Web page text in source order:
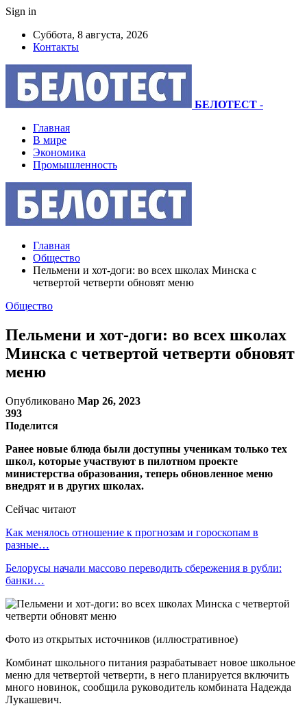
Sign in
Суббота, 8 августа, 2026
Контакты
БЕЛОТЕСТ -
Главная
В мире
Экономика
Промышленность
Главная
Общество
Пельмени и хот-доги: во всех школах Минска с
четвертой четверти обновят меню
Общество
Пельмени и хот-доги: во всех школах
Минска с четвертой четверти обновят
меню
Опубликовано Мар 26, 2023
393
Поделится
Ранее новые блюда были доступны ученикам только тех
школ, которые участвуют в пилотном проекте
министерства образования, теперь обновленное меню
внедрят и в других школах.
Сейчас читают
Как менялось отношение к прогнозам и гороскопам в
разные…
Белорусы начали массово переводить сбережения в рубли:
банки…
Фото из открытых источников (иллюстративное)
Комбинат школьного питания разрабатывает новое школьное
меню для четвертой четверти, в него планируется включить
много новинок, сообщила руководитель комбината Надежда
Лукашевич.